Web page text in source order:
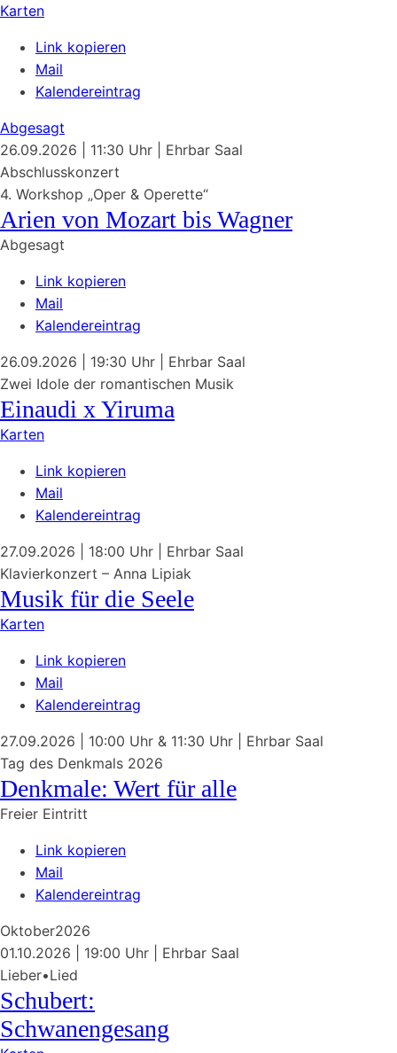
Karten
Link kopieren
Mail
Kalendereintrag
Abgesagt
26.09.2026
| 11:30 Uhr
Ehrbar Saal
Abschlusskonzert
4. Workshop „Oper & Operette“
Arien von Mozart bis Wagner
Abgesagt
Link kopieren
Mail
Kalendereintrag
26.09.2026 | 19:30 Uhr
Ehrbar Saal
Zwei Idole der romantischen Musik
Einaudi x Yiruma
Karten
Link kopieren
Mail
Kalendereintrag
27.09.2026 | 18:00 Uhr
Ehrbar Saal
Klavierkonzert – Anna Lipiak
Musik für die Seele
Karten
Link kopieren
Mail
Kalendereintrag
27.09.2026 | 10:00 Uhr & 11:30 Uhr
Ehrbar Saal
Tag des Denkmals 2026
Denkmale: Wert für alle
Freier Eintritt
Link kopieren
Mail
Kalendereintrag
Oktober2026
01.10.2026
| 19:00 Uhr
Ehrbar Saal
Lieber•Lied
Schubert:
Schwanengesang